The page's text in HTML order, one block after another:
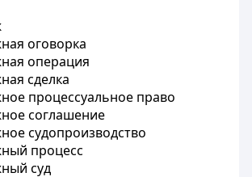
оговорка
операция
сделка
процессуальное право
соглашение
судопроизводство
процесс
суд